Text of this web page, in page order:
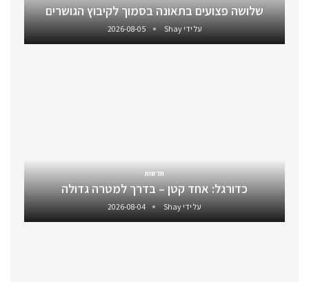
שלושה פצועים בתאונה בסמוך לקיבוץ הגושרים
על ידיShay
2026-08-05
חדשות
כדורגל: אחד קטן – בדרך למטרה גדולה
על ידיShay
2026-08-04